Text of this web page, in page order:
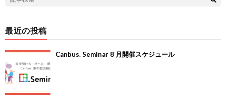
最近の投稿
Canbus. Seminar 8 月開催スケジュール